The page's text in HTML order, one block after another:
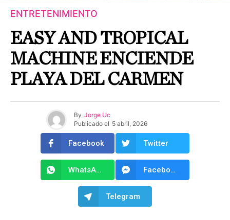
ENTRETENIMIENTO
EASY AND TROPICAL
MACHINE ENCIENDE
PLAYA DEL CARMEN
By Jorge Uc
Publicado el 5 abril, 2026
Facebook Twitter
WhatsApp Facebook Messenger
Telegram